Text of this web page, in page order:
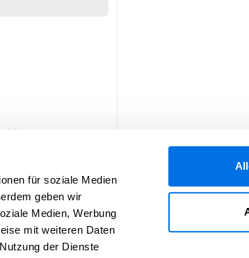
für soziale Medien
geben wir
Medien, Werbung
mit weiteren Daten
der Dienste